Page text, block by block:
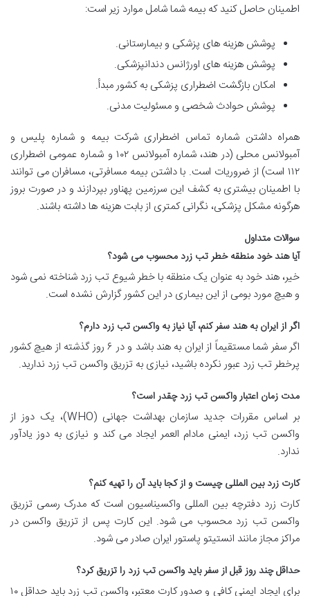
اطمینان حاصل کنید که بیمه شما شامل موارد زیر است:
پوشش هزینه های پزشکی و بیمارستانی.
پوشش هزینه های اورژانس دندانپزشکی.
امکان بازگشت اضطراری پزشکی به کشور مبدأ.
پوشش حوادث شخصی و مسئولیت مدنی.
همراه داشتن شماره تماس اضطراری شرکت بیمه و شماره پلیس و
آمبولانس محلی (در هند، شماره آمبولانس ۱۰۲ و شماره عمومی اضطراری
۱۱۲ است) از ضروریات است. با داشتن بیمه مسافرتی، مسافران می توانند
با اطمینان بیشتری به کشف این سرزمین پهناور بپردازند و در صورت بروز
هرگونه مشکل پزشکی، نگرانی کمتری از بابت هزینه ها داشته باشند.
سوالات متداول
آیا هند خود منطقه خطر تب زرد محسوب می شود؟
خیر، هند خود به عنوان یک منطقه با خطر شیوع تب زرد شناخته نمی شود
و هیچ مورد بومی از این بیماری در این کشور گزارش نشده است.
اگر از ایران به هند سفر کنم، آیا نیاز به واکسن تب زرد دارم؟
اگر سفر شما مستقیماً از ایران به هند باشد و در ۶ روز گذشته از هیچ کشور
پرخطر تب زرد عبور نکرده باشید، نیازی به تزریق واکسن تب زرد ندارید.
مدت زمان اعتبار واکسن تب زرد چقدر است؟
بر اساس مقررات جدید سازمان بهداشت جهانی (WHO)، یک دوز از
واکسن تب زرد، ایمنی مادام العمر ایجاد می کند و نیازی به دوز یادآور
ندارد.
کارت زرد بین المللی چیست و از کجا باید آن را تهیه کنم؟
کارت زرد دفترچه بین المللی واکسیناسیون است که مدرک رسمی تزریق
واکسن تب زرد محسوب می شود. این کارت پس از تزریق واکسن در
مراکز مجاز مانند انستیتو پاستور ایران صادر می شود.
حداقل چند روز قبل از سفر باید واکسن تب زرد را تزریق کرد؟
برای ایجاد ایمنی کافی و صدور کارت معتبر، واکسن تب زرد باید حداقل ۱۰